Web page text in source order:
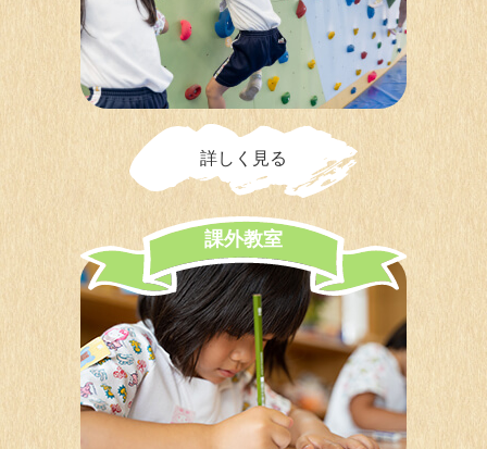
詳しく見る
課外教室